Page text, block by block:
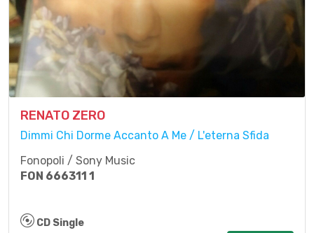
RENATO ZERO
Dimmi Chi Dorme Accanto A Me / L'eterna Sfida
Fonopoli / Sony Music
FON 666311 1
CD Single